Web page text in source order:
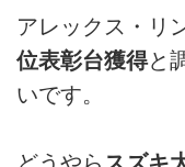
アレックス・リ
位表彰台獲得と
いです。